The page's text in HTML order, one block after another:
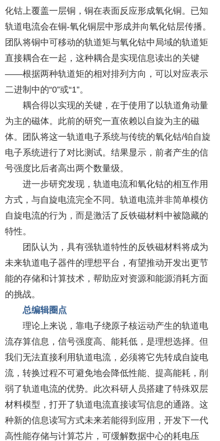
化钴上覆盖一层铜，铜在表面反应形成氧化铜。已知
轨道电流会在铜-氧化铜层中形成并向氧化钴层传播。
团队将铜中可移动的轨道矩与氧化钴中局域的轨道矩
直接耦合在一起，这种耦合是实现信息读出的关键
——根据两种轨道矩的相对排列方向，可以对应表示
二进制中的“0”或“1”。
耦合得以实现的关键，在于使用了以轨道角动量
为主的磁体。此前的研究一直依赖以自旋为主的磁
体。团队将这一轨道电子系统与传统的氧化钴/铂自旋
电子系统进行了对比测试。结果显示，前者产生的信
号强度比后者高出两个数量级。
进一步研究发现，轨道电流和氧化钴的相互作用
方式，与自旋电流完全不同。轨道电流并非简单模仿
自旋电流的行为，而是激活了反铁磁材料中被隐藏的
特性。
团队认为，具有强轨道特性的反铁磁材料将成为
未来轨道电子器件的理想平台，有望推动开发出更节
能的存储和计算技术，帮助应对资源和能源消耗方面
的挑战。
总编辑圈点
理论上来说，靠电子绕原子核运动产生的轨道电
流存算信息，信号强度高、能耗低，是理想选择。但
我们无法直接利用轨道电流，必须将它先转成自旋电
流，转换过程不可避免地会降低性能、提高能耗，削
弱了轨道电流的优势。此次科研人员搭建了特殊双层
材料模型，打开了轨道电流直接读写信息的通路。这
种新的信息读写方式未来若能得到应用，开发下一代
高性能存储与计算芯片，可缓解数据中心的耗电压